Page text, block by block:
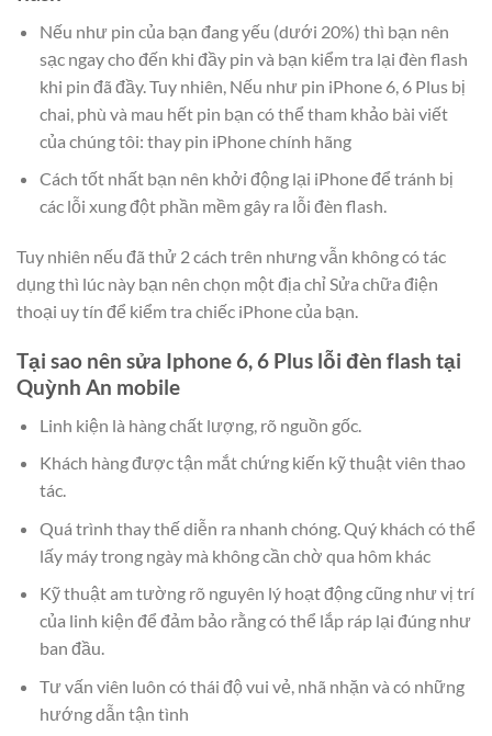
Nếu như pin của bạn đang yếu (dưới 20%) thì bạn nên
sạc ngay cho đến khi đầy pin và bạn kiểm tra lại đèn flash
khi pin đã đầy. Tuy nhiên, Nếu như pin iPhone 6, 6 Plus bị
chai, phù và mau hết pin bạn có thể tham khảo bài viết
của chúng tôi: thay pin iPhone chính hãng
Cách tốt nhất bạn nên khởi động lại iPhone để tránh bị
các lỗi xung đột phần mềm gây ra lỗi đèn flash.
Tuy nhiên nếu đã thử 2 cách trên nhưng vẫn không có tác
dụng thì lúc này bạn nên chọn một địa chỉ Sửa chữa điện
thoại uy tín để kiểm tra chiếc iPhone của bạn.
Tại sao nên sửa Iphone 6, 6 Plus lỗi đèn flash tại
Quỳnh An mobile
Linh kiện là hàng chất lượng, rõ nguồn gốc.
Khách hàng được tận mắt chứng kiến kỹ thuật viên thao
tác.
Quá trình thay thế diễn ra nhanh chóng. Quý khách có thể
lấy máy trong ngày mà không cần chờ qua hôm khác
Kỹ thuật am tường rõ nguyên lý hoạt động cũng như vị trí
của linh kiện để đảm bảo rằng có thể lắp ráp lại đúng như
ban đầu.
Tư vấn viên luôn có thái độ vui vẻ, nhã nhặn và có những
hướng dẫn tận tình